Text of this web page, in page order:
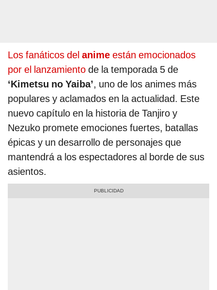
Los fanáticos del anime están emocionados
por el lanzamiento de la temporada 5 de
‘Kimetsu no Yaiba’, uno de los animes más
populares y aclamados en la actualidad. Este
nuevo capítulo en la historia de Tanjiro y
Nezuko promete emociones fuertes, batallas
épicas y un desarrollo de personajes que
mantendrá a los espectadores al borde de sus
asientos.